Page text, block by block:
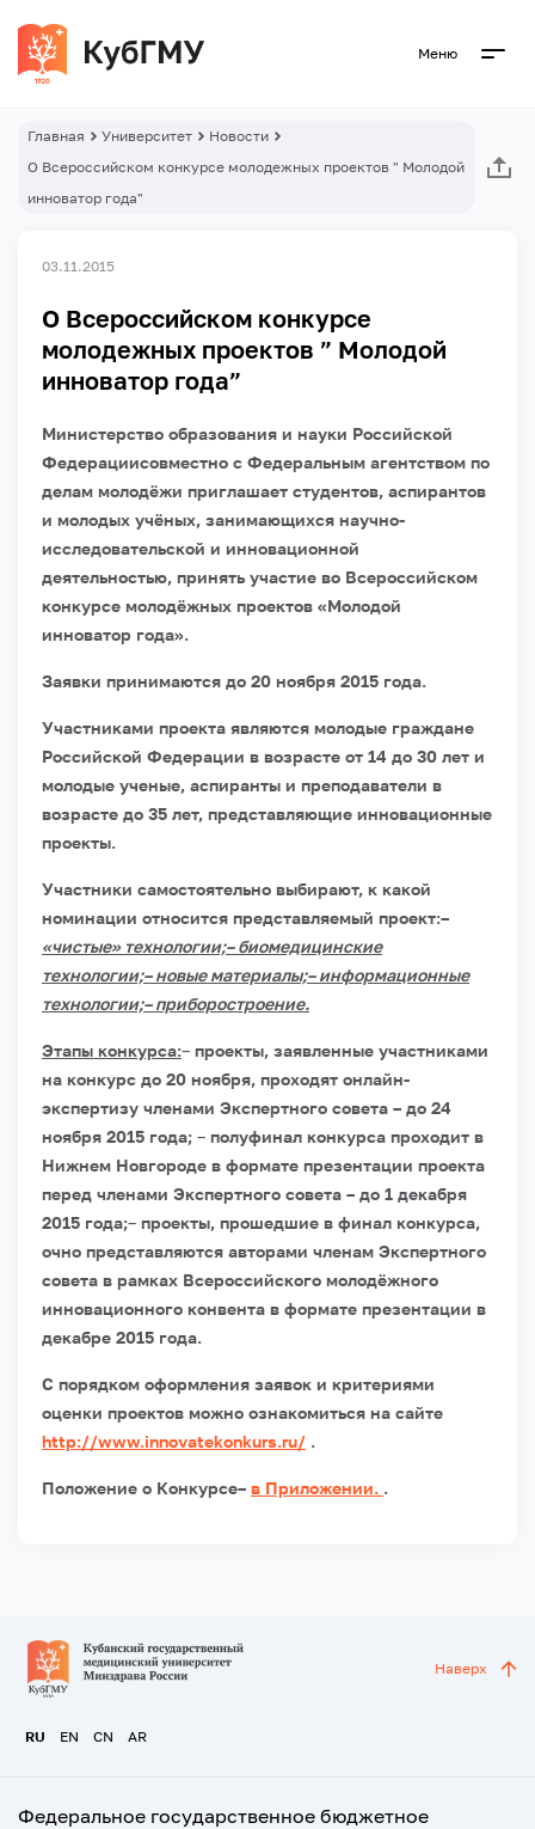
Меню
Главная Университет
Новости
О Всероссийском конкурсе молодежных проектов " Молодой
инноватор года"
03.11.2015
О Всероссийском конкурсе
молодежных проектов ” Молодой
инноватор года”
Министерство образования и науки Российской
Федерациисовместно с Федеральным агентством по
делам молодёжи приглашает студентов, аспирантов
и молодых учёных, занимающихся научно-
исследовательской и инновационной
деятельностью, принять участие во Всероссийском
конкурсе молодёжных проектов «Молодой
инноватор года».
Заявки принимаются до 20 ноября 2015 года.
Участниками проекта являются молодые граждане
Российской Федерации в возрасте от 14 до 30 лет и
молодые ученые, аспиранты и преподаватели в
возрасте до 35 лет, представляющие инновационные
проекты.
Участники самостоятельно выбирают, к какой
номинации относится представляемый проект:–
«чистые» технологии;– биомедицинские
технологии;– новые материалы;– информационные
технологии;– приборостроение.
Этапы конкурса:– проекты, заявленные участниками
на конкурс до 20 ноября, проходят онлайн-
экспертизу членами Экспертного совета – до 24
ноября 2015 года; – полуфинал конкурса проходит в
Нижнем Новгороде в формате презентации проекта
перед членами Экспертного совета – до 1 декабря
2015 года;– проекты, прошедшие в финал конкурса,
очно представляются авторами членам Экспертного
совета в рамках Всероссийского молодёжного
инновационного конвента в формате презентации в
декабре 2015 года.
С порядком оформления заявок и критериями
оценки проектов можно ознакомиться на сайте
http://www.innovatekonkurs.ru/ .
Положение о Конкурсе– в Приложении. .
RU EN CN AR
Наверх
Федеральное государственное бюджетное